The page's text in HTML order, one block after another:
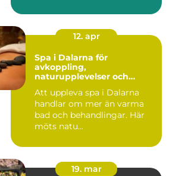
12. apr
Spa i Dalarna för
avkoppling,
naturupplevelser och
Att uppleva spa i Dalarna
handlar om mer än varma
bad och behandlingar. Här
möts natu...
19. mar